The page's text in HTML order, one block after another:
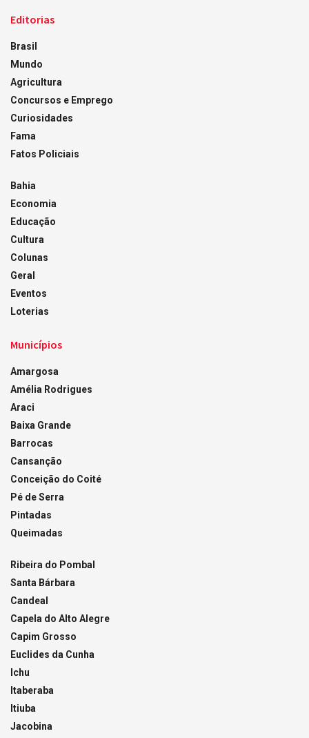
Editorias
Brasil
Mundo
Agricultura
Concursos e Emprego
Curiosidades
Fama
Fatos Policiais
Bahia
Economia
Educação
Cultura
Colunas
Geral
Eventos
Loterias
Municípios
Amargosa
Amélia Rodrigues
Araci
Baixa Grande
Barrocas
Cansanção
Conceição do Coité
Pé de Serra
Pintadas
Queimadas
Ribeira do Pombal
Santa Bárbara
Candeal
Capela do Alto Alegre
Capim Grosso
Euclides da Cunha
Ichu
Itaberaba
Itiuba
Jacobina